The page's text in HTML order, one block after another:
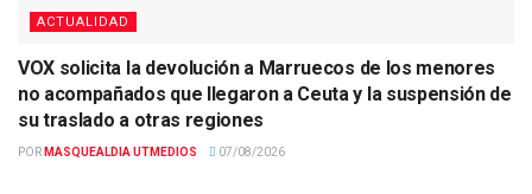
ACTUALIDAD
VOX solicita la devolución a Marruecos de los menores
no acompañados que llegaron a Ceuta y la suspensión de
su traslado a otras regiones
POR MASQUEALDIA UTMEDIOS 07/08/2026